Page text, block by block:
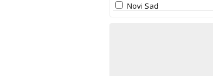
Novi Sad